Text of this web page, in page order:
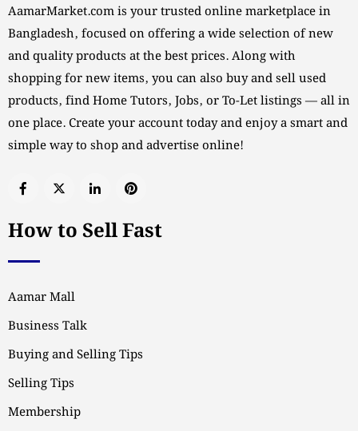
AamarMarket.com is your trusted online marketplace in
Bangladesh, focused on offering a wide selection of new
and quality products at the best prices. Along with
shopping for new items, you can also buy and sell used
products, find Home Tutors, Jobs, or To-Let listings — all in
one place. Create your account today and enjoy a smart and
simple way to shop and advertise online!
How to Sell Fast
Aamar Mall
Business Talk
Buying and Selling Tips
Selling Tips
Membership